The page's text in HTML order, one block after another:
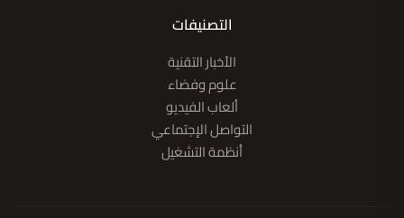
التصنيفات
الأخبار التقنية
علوم وفضاء
ألعاب الفيديو
التواصل الإجتماعي
أنظمة التشغيل